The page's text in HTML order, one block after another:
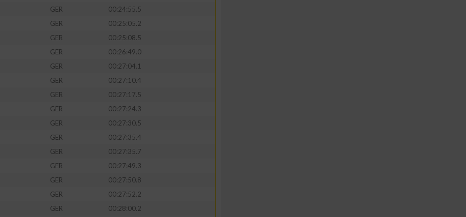
GER
00:24:55.5
GER
00:25:05.2
GER
00:25:08.5
GER
00:26:49.0
GER
00:27:04.1
GER
00:27:10.4
GER
00:27:17.5
GER
00:27:24.3
GER
00:27:30.5
GER
00:27:35.4
GER
00:27:35.7
GER
00:27:49.3
GER
00:27:50.8
GER
00:27:52.2
GER
00:28:00.2